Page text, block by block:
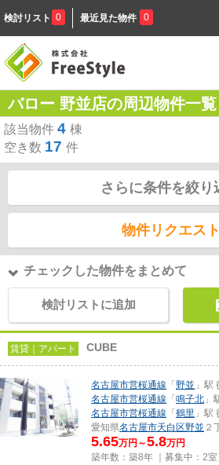
検討リスト 0 最近見た物件 0
バロー 野並店の周辺物件一覧
該当物件 4 棟
空き数 17 件
さらに条件を絞り
物件リクエスト
チェックした物件をまとめて
検討リストに追加
賃貸｜アパート CUBE
名古屋市営桜通線 「 野並 」駅
名古屋市営桜通線 「 鳴子北 」
名古屋市営桜通線 「 鶴里 」駅
愛知県名古屋市天白区野並 ２
5.65万円～5.8万円
築年数：築8年 ｜募集中： 2室